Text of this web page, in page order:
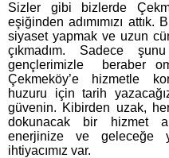
Sizler gibi bizlerde
eşiğinden adımımızı
siyaset yapmak ve uzun
çıkmadım. Sadece
gençlerimizle beraber
Çekmeköy’e hizmetle
huzuru için tarih
güvenin. Kibirden uzak,
dokunacak bir hizmet
enerjinize ve geleceğe
ihtiyacımız var.